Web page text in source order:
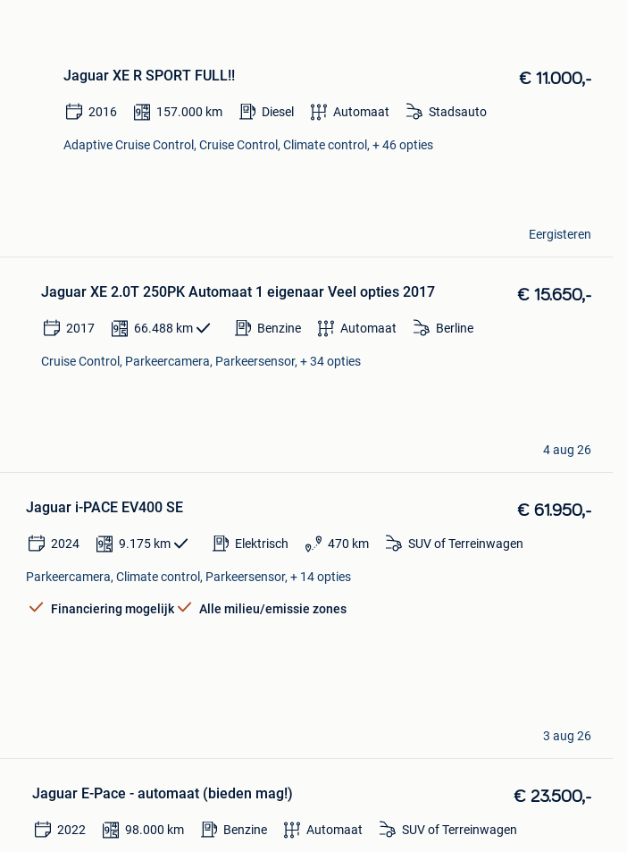
Jaguar XE R SPORT FULL!! € 11.000,-
2016 157.000 km Diesel Automaat Stadsauto
Adaptive Cruise Control, Cruise Control, Climate control, + 46 opties
Eergisteren
Jaguar XE 2.0T 250PK Automaat 1 eigenaar Veel opties 2017 € 15.650,-
2017 66.488 km Benzine Automaat Berline
Cruise Control, Parkeercamera, Parkeersensor, + 34 opties
4 aug 26
Jaguar i-PACE EV400 SE € 61.950,-
2024 9.175 km Elektrisch 470 km SUV of Terreinwagen
Parkeercamera, Climate control, Parkeersensor, + 14 opties
Financiering mogelijk Alle milieu/emissie zones
3 aug 26
Jaguar E-Pace - automaat (bieden mag!) € 23.500,-
2022 98.000 km Benzine Automaat SUV of Terreinwagen